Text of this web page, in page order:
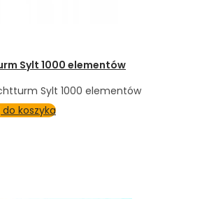
Sylt 1000 elementów
Sylt 1000 elementów
koszyka